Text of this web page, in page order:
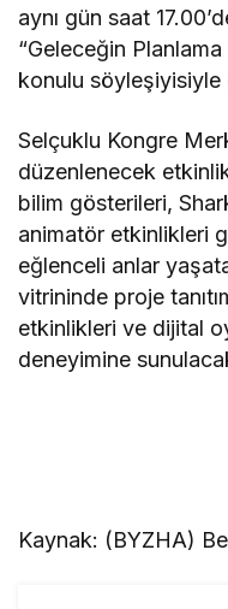
aynı gün saat
“Geleceğin
konulu
Selçuklu Kongre
düzenlenecek
bilim gösterileri,
animatör etkinlikleri
eğlenceli anlar
vitrininde proje
etkinlikleri ve dijital
deneyimine
Kaynak: (BYZHA)